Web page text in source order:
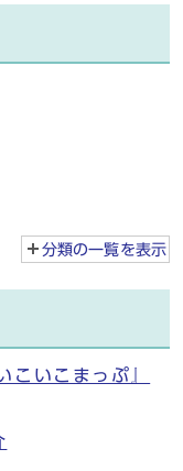
分類の一覧を表示
こいこまっぷ』